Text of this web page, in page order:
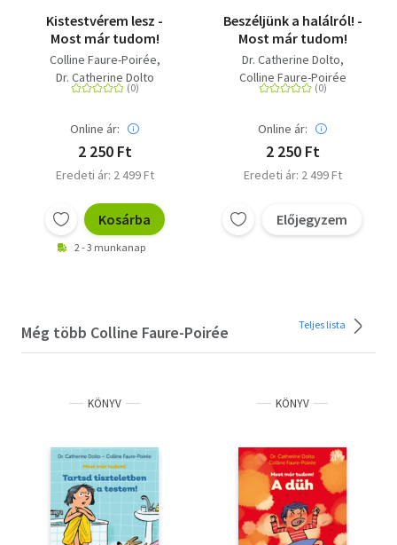
Kistestvérem lesz -
Most már tudom!
Colline Faure-Poirée
Dr. Catherine Dolto
Online ár:
2 250 Ft
Eredeti ár: 2 499 Ft
Kosárba
2 - 3 munkanap
Beszéljünk a halálról! -
Most már tudom!
Dr. Catherine Dolto
Colline Faure-Poirée
Online ár:
2 250 Ft
Eredeti ár: 2 499 Ft
Előjegyzem
Még több Colline Faure-Poirée Teljes lista
KÖNYV KÖNYV